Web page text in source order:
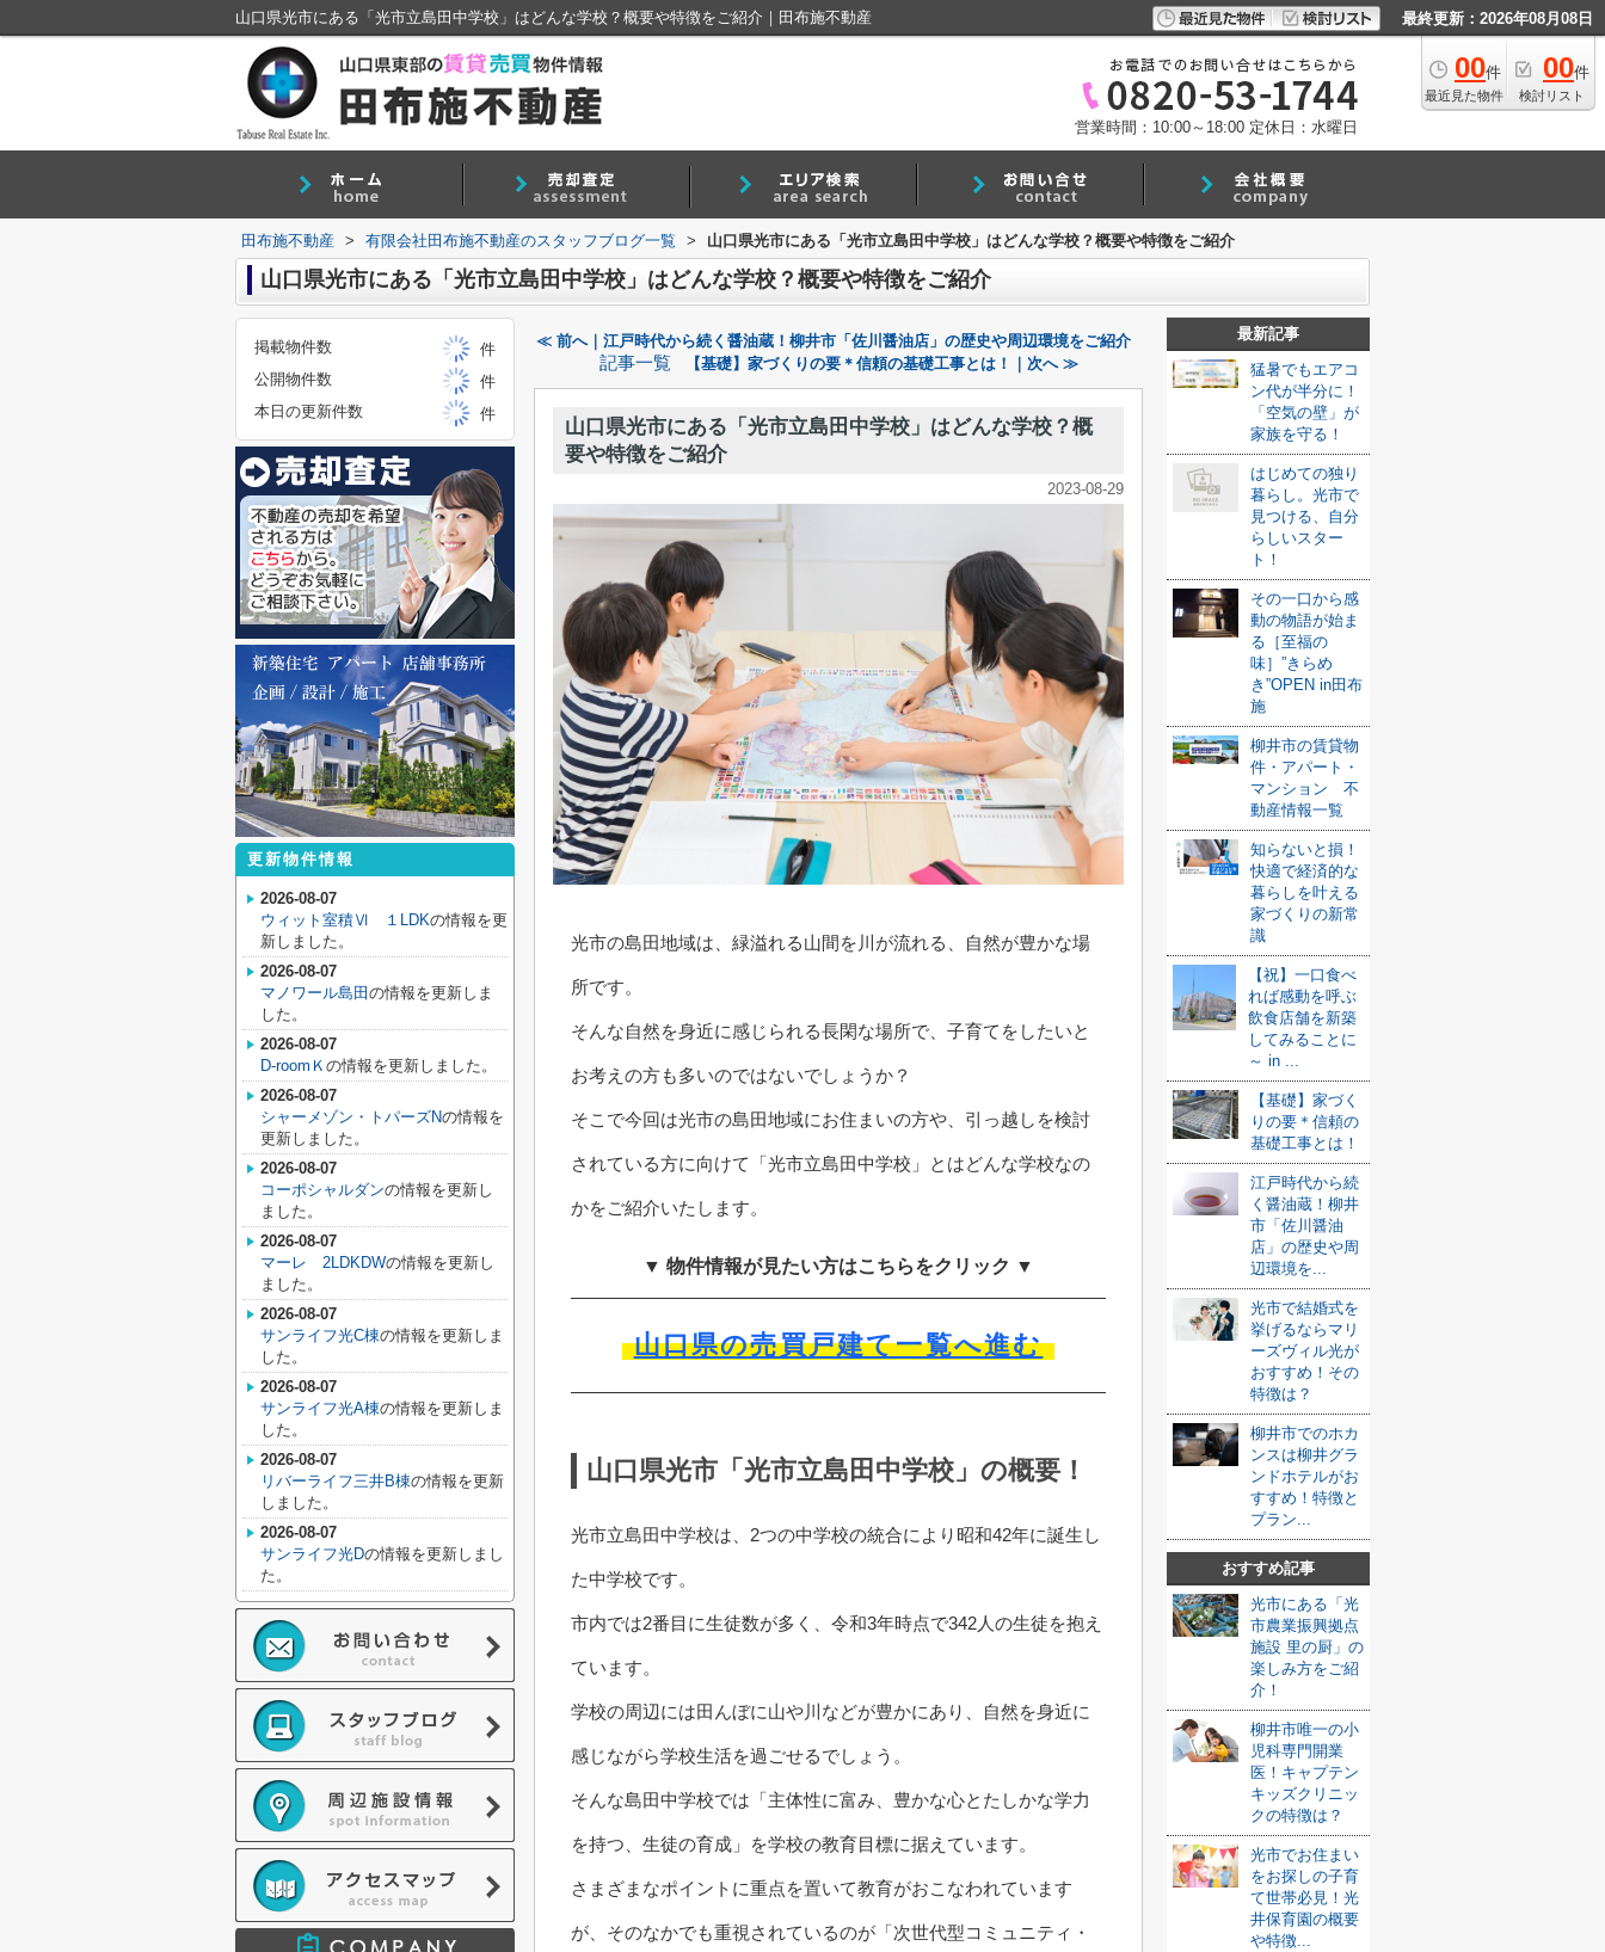
山口県光市にある「光市立島田中学校」はどんな学校？概要や特徴をご紹介｜田布施不動産 最終更新：2026年08月08日
00件
最近見た物件
00件
検討リスト
営業時間：10:00～18:00 定休日：水曜日
田布施不動産 > 有限会社田布施不動産のスタッフブログ一覧 > 山口県光市にある「光市立島田中学校」はどんな学校？概要や特徴をご紹介
山口県光市にある「光市立島田中学校」はどんな学校？概要や特徴をご紹介
≪ 前へ｜江戸時代から続く醤油蔵！柳井市「佐川醤油店」の歴史や周辺環境をご紹介
記事一覧 【基礎】家づくりの要＊信頼の基礎工事とは！｜次へ ≫
山口県光市にある「光市立島田中学校」はどんな学校？概
要や特徴をご紹介
2023-08-29
光市の島田地域は、緑溢れる山間を川が流れる、自然が豊かな場
所です。
そんな自然を身近に感じられる長閑な場所で、子育てをしたいと
お考えの方も多いのではないでしょうか？
そこで今回は光市の島田地域にお住まいの方や、引っ越しを検討
されている方に向けて「光市立島田中学校」とはどんな学校なの
かをご紹介いたします。
▼ 物件情報が見たい方はこちらをクリック ▼
山口県の売買戸建て一覧へ進む
山口県光市「光市立島田中学校」の概要！
光市立島田中学校は、2つの中学校の統合により昭和42年に誕生し
た中学校です。
市内では2番目に生徒数が多く、令和3年時点で342人の生徒を抱え
ています。
学校の周辺には田んぼに山や川などが豊かにあり、自然を身近に
感じながら学校生活を過ごせるでしょう。
そんな島田中学校では「主体性に富み、豊かな心とたしかな学力
を持つ、生徒の育成」を学校の教育目標に据えています。
さまざまなポイントに重点を置いて教育がおこなわれています
が、そのなかでも重視されているのが「次世代型コミュニティ・
最新記事
猛暑でもエアコ
ン代が半分に！
「空気の壁」が
家族を守る！
はじめての独り
暮らし。光市で
見つける、自分
らしいスター
ト！
その一口から感
動の物語が始ま
る［至福の
味］”きらめ
き”OPEN in田布
施
柳井市の賃貸物
件・アパート・
マンション 不
動産情報一覧
知らないと損！
快適で経済的な
暮らしを叶える
家づくりの新常
識
【祝】一口食べ
れば感動を呼ぶ
飲食店舗を新築
してみることに
～ in ...
【基礎】家づく
りの要＊信頼の
基礎工事とは！
江戸時代から続
く醤油蔵！柳井
市「佐川醤油
店」の歴史や周
辺環境を...
光市で結婚式を
挙げるならマリ
ーズヴィル光が
おすすめ！その
特徴は？
柳井市でのホカ
ンスは柳井グラ
ンドホテルがお
すすめ！特徴と
プラン...
おすすめ記事
光市にある「光
市農業振興拠点
施設 里の厨」の
楽しみ方をご紹
介！
柳井市唯一の小
児科専門開業
医！キャプテン
キッズクリニッ
クの特徴は？
光市でお住まい
をお探しの子育
て世帯必見！光
井保育園の概要
や特徴...
掲載物件数
件
公開物件数
件
本日の更新件数
件
更新物件情報
2026-08-07
ウィット室積Ⅵ １LDKの情報を更
新しました。
2026-08-07
マノワール島田 の情報を更新しま
した。
2026-08-07
D-roomＫ の情報を更新しました。
2026-08-07
シャーメゾン・トパーズNの情報を
更新しました。
2026-08-07
コーポシャルダンの情報を更新し
ました。
2026-08-07
マーレ 2LDKDWの情報を更新し
ました。
2026-08-07
サンライフ光C棟の情報を更新しま
した。
2026-08-07
サンライフ光A棟の情報を更新しま
した。
2026-08-07
リバーライフ三井B棟の情報を更新
しました。
2026-08-07
サンライフ光Dの情報を更新しまし
た。